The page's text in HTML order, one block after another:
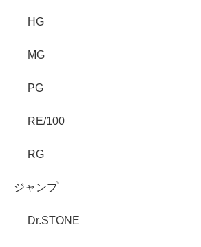
HG
MG
PG
RE/100
RG
ジャンプ
Dr.STONE